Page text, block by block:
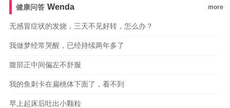
健康问答 Wenda more
无感冒症状的发烧，三天不见好转，怎么办？
我做梦经常哭醒，已经持续两年多了
腹部正中间偏左不舒服
我的鱼刺卡在扁桃体下面了，看不到
早上起床后吐出小颗粒